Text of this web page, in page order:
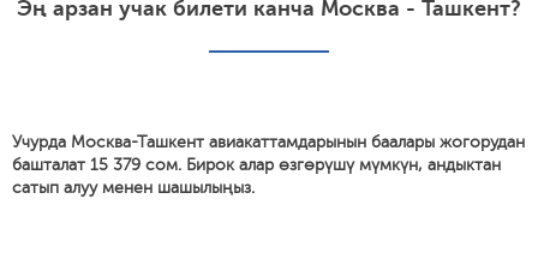
Эң арзан учак билети канча Москва - Ташкент?
Учурда Москва-Ташкент авиакаттамдарынын баалары жогорудан
башталат 15 379 сом. Бирок алар өзгөрүшү мүмкүн, андыктан
сатып алуу менен шашылыңыз.